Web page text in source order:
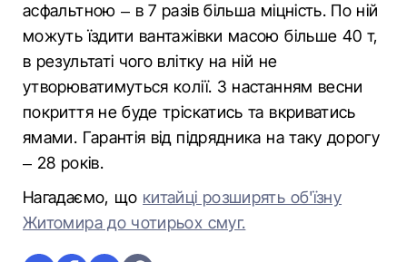
асфальтною – в 7 разів більша міцність. По ній
можуть їздити вантажівки масою більше 40 т,
в результаті чого влітку на ній не
утворюватимуться колії. З настанням весни
покриття не буде тріскатись та вкриватись
ямами. Гарантія від підрядника на таку дорогу
– 28 років.
Нагадаємо, що китайці розширять об'їзну
Житомира до чотирьох смуг.